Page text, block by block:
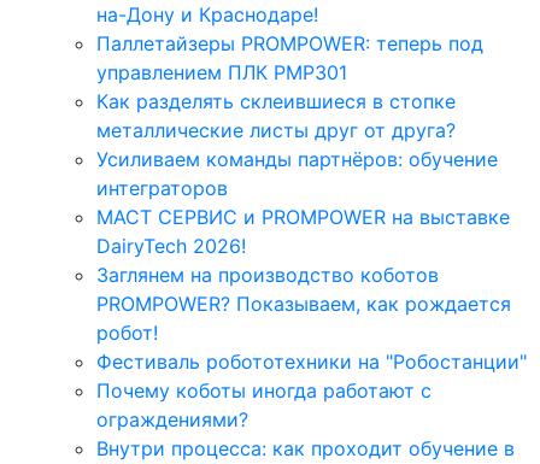
на-Дону и Краснодаре!
Паллетайзеры PROMPOWER: теперь под
управлением ПЛК PMP301
Как разделять склеившиеся в стопке
металлические листы друг от друга?
Усиливаем команды партнёров: обучение
интеграторов
МАСТ СЕРВИС и PROMPOWER на выставке
DairyTech 2026!
Заглянем на производство коботов
PROMPOWER? Показываем, как рождается
робот!
Фестиваль робототехники на "Робостанции"
Почему коботы иногда работают с
ограждениями?
Внутри процесса: как проходит обучение в